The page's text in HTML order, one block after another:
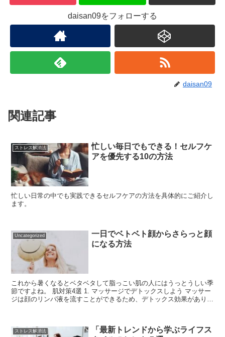
daisan09をフォローする
daisan09
関連記事
ストレス解消法
忙しい毎日でもできる！セルフケ
アを優先する10の方法
忙しい日常の中でも実践できるセルフケアの方法を具体的にご紹介し
ます。
Uncategorized
一日でベトベト顔からさらっと顔
になる方法
これから暑くなるとベタベタして脂っこい肌の人にはうっとうしい季
節ですよね。 肌対策4選 1. マッサージでデトックスしよう マッサー
ジは顔のリンパ液を流すことができるため、デトックス効果がありま
ストレス解消法
「最新トレンドから学ぶライフス